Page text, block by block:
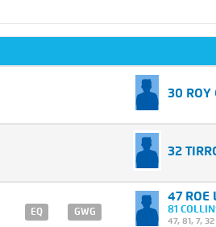
30 ROY
32
EQ GWG
47 ROE
81
47, 81, 7, 32